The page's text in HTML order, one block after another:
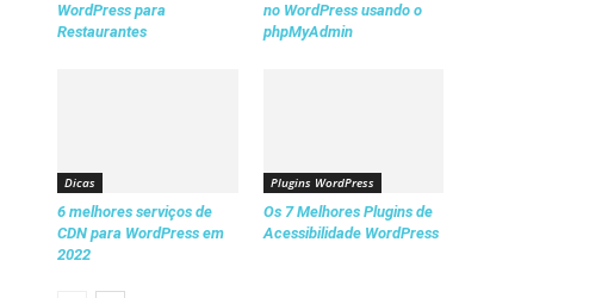
WordPress para
Restaurantes
no WordPress usando o
phpMyAdmin
Dicas
6 melhores serviços de
CDN para WordPress em
2022
Plugins WordPress
Os 7 Melhores Plugins de
Acessibilidade WordPress